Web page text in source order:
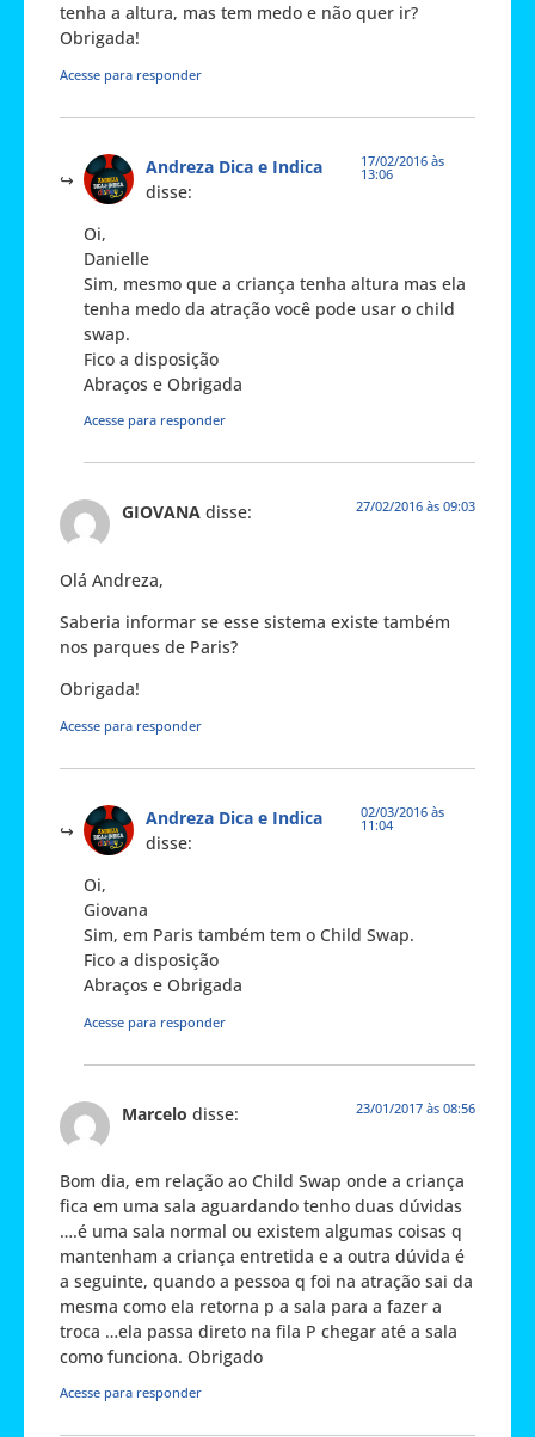
tenha a altura, mas tem medo e não quer ir?
Obrigada!
Acesse para responder
Andreza Dica e Indica
disse:
17/02/2016 às
13:06
Oi,
Danielle
Sim, mesmo que a criança tenha altura mas ela
tenha medo da atração você pode usar o child
swap.
Fico a disposição
Abraços e Obrigada
Acesse para responder
GIOVANA disse: 27/02/2016 às 09:03
Olá Andreza,
Saberia informar se esse sistema existe também
nos parques de Paris?
Obrigada!
Acesse para responder
Andreza Dica e Indica
disse:
02/03/2016 às
11:04
Oi,
Giovana
Sim, em Paris também tem o Child Swap.
Fico a disposição
Abraços e Obrigada
Acesse para responder
Marcelo disse: 23/01/2017 às 08:56
Bom dia, em relação ao Child Swap onde a criança
fica em uma sala aguardando tenho duas dúvidas
….é uma sala normal ou existem algumas coisas q
mantenham a criança entretida e a outra dúvida é
a seguinte, quando a pessoa q foi na atração sai da
mesma como ela retorna p a sala para a fazer a
troca …ela passa direto na fila P chegar até a sala
como funciona. Obrigado
Acesse para responder